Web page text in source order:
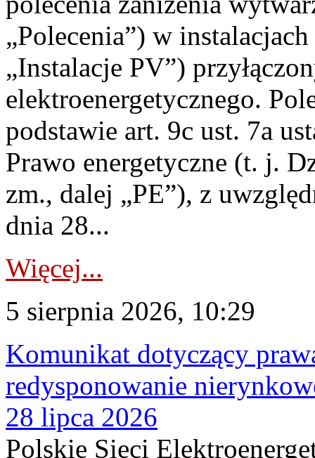
„Polecenia”) w
„Instalacje PV”)
elektroenergetycznego.
podstawie art. 9c ust. 7a
Prawo energetyczne (t. j.
zm., dalej „PE”), z
dnia 28...
Więcej...
5 sierpnia 2026, 10:29
Komunikat dotyczący
redysponowanie
28 lipca 2026
Polskie Sieci